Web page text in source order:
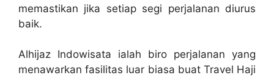
memastikan jika setiap segi perjalanan diurus
baik.
Alhijaz Indowisata ialah biro perjalanan yang
menawarkan fasilitas luar biasa buat Travel Haji